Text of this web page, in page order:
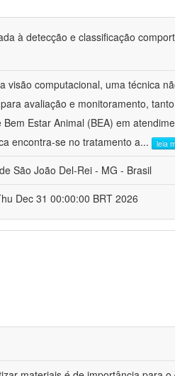
à detecção e classificação
visão computacional, uma técnica
avaliação e monitoramento,
Estar Animal (BEA) em
encontra-se no tratamento a... leia
São João Del-Rei - MG - Brasil
Dec 31 00:00:00 BRT 2026